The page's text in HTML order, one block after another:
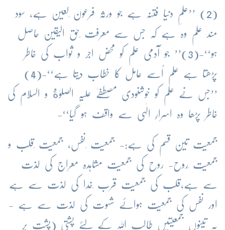
(2) ’’علمِ دنیا فتنہ ہے جو ورثہ فرعون ِلعین ہے، سود
مند علم وہ ہے کہ جس سے معرفت ِحق الیقین حاصل
ہو‘‘-(3)’’ جو آدمی علم کو محض اجر و ثواب کی خاطر
پڑھتا ہے علم اُسے عامل کا خطاب دیتا ہے‘‘-(4)
’’جس نے علم کو خوشنودی مصطفےٰ علیہ الصلوٰةُ و السلام کی
خاطر پڑھا وہ اسرارِ الٰہی سے واقف ہو گیا‘‘-
جمعیت تین قسم کی ہے:- جمعیت ِنفس، جمعیت ِقلب و
جمعیت ِروح- روح کی جمعیت مشاہدہ معراج کی لذت
سے ہے،قلب کی جمعیت قرب ِخدا کی لذت سے ہے
اور نفس کی جمعیت ہوائے شہوت کی لذت سے ہے -
یہ تینوں جمعیتیں طالب اللہ کے لئے پشتی (پشت پر